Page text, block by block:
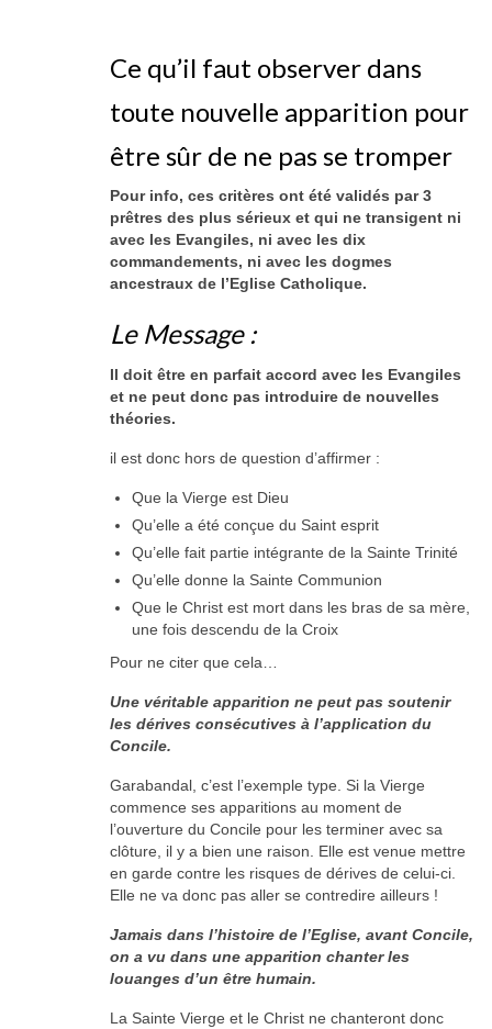
Ce qu’il faut observer dans
toute nouvelle apparition pour
être sûr de ne pas se tromper
Pour info, ces critères ont été validés par 3
prêtres des plus sérieux et qui ne transigent ni
avec les Evangiles, ni avec les dix
commandements, ni avec les dogmes
ancestraux de l’Eglise Catholique.
Le Message :
Il doit être en parfait accord avec les Evangiles
et ne peut donc pas introduire de nouvelles
théories.
il est donc hors de question d’affirmer :
Que la Vierge est Dieu
Qu’elle a été conçue du Saint esprit
Qu’elle fait partie intégrante de la Sainte Trinité
Qu’elle donne la Sainte Communion
Que le Christ est mort dans les bras de sa mère,
une fois descendu de la Croix
Pour ne citer que cela…
Une véritable apparition ne peut pas soutenir
les dérives consécutives à l’application du
Concile.
Garabandal, c’est l’exemple type. Si la Vierge
commence ses apparitions au moment de
l’ouverture du Concile pour les terminer avec sa
clôture, il y a bien une raison. Elle est venue mettre
en garde contre les risques de dérives de celui-ci.
Elle ne va donc pas aller se contredire ailleurs !
Jamais dans l’histoire de l’Eglise, avant Concile,
on a vu dans une apparition chanter les
louanges d’un être humain.
La Sainte Vierge et le Christ ne chanteront donc